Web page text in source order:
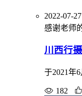
2022-07-27
感谢老师
川西行摄
于2021年
182